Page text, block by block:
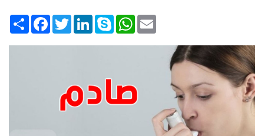
Share
FacebookTwitterLinkedInSkype
WhatsAppEmail